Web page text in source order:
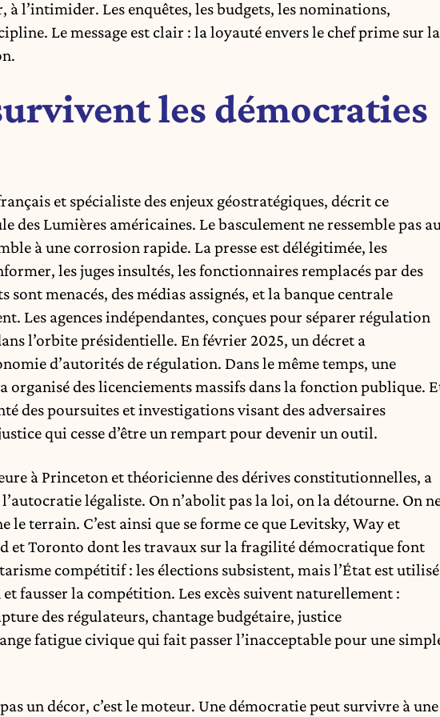
à l’intimider. Les enquêtes, les budgets, les nominations,
Le message est clair : la loyauté envers le chef prime sur la
les démocraties
et spécialiste des enjeux géostratégiques, décrit ce
des Lumières américaines. Le basculement ne ressemble pas
à une corrosion rapide. La presse est délégitimée, les
les juges insultés, les fonctionnaires remplacés par des
sont menacés, des médias assignés, et la banque centrale
Les agences indépendantes, conçues pour séparer régulation
l’orbite présidentielle. En février 2025, un décret a
d’autorités de régulation. Dans le même temps, une
organisé des licenciements massifs dans la fonction publique.
des poursuites et investigations visant des adversaires
qui cesse d’être un rempart pour devenir un outil.
à Princeton et théoricienne des dérives constitutionnelles, a
légaliste. On n’abolit pas la loi, on la détourne. On
le terrain. C’est ainsi que se forme ce que Levitsky, Way et
et Toronto dont les travaux sur la fragilité démocratique font
compétitif : les élections subsistent, mais l’État est utilisé
fausser la compétition. Les excès suivent naturellement :
des régulateurs, chantage budgétaire, justice
fatigue civique qui fait passer l’inacceptable pour une
un décor, c’est le moteur. Une démocratie peut survivre à une